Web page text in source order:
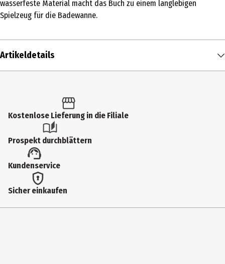
wasserfeste Material macht das Buch zu einem langlebigen
Spielzeug für die Badewanne.
Artikeldetails
Produkttyp
Bade- und Wasserspielzeug
Altersempfehlung ab
6 Monate
Artikelnummer des Herstellers
Kostenlose Lieferung in die Filiale
Prospekt durchblättern
Kundenservice
Sicher einkaufen